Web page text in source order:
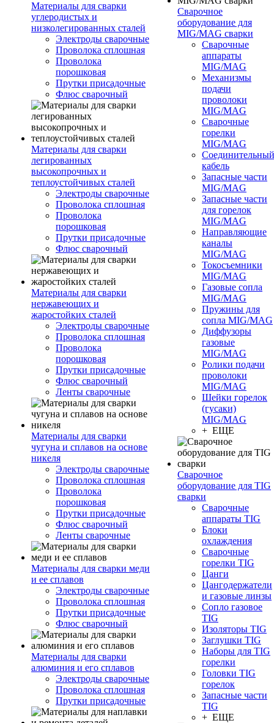
Материалы для сварки
углеродистых и
низколегированных сталей
Электроды сварочные
Проволока сплошная
Проволока
порошковая
Прутки присадочные
Флюс сварочный
Материалы для сварки
легированных
высокопрочных и
теплоустойчивых сталей
Электроды сварочные
Проволока сплошная
Проволока
порошковая
Прутки присадочные
Флюс сварочный
Материалы для сварки
нержавеющих и
жаростойких сталей
Электроды сварочные
Проволока сплошная
Проволока
порошковая
Прутки присадочные
Флюс сварочный
Ленты сварочные
Материалы для сварки
чугуна и сплавов на основе
никеля
Электроды сварочные
Проволока сплошная
Проволока
порошковая
Прутки присадочные
Флюс сварочный
Ленты сварочные
Материалы для сварки меди
и ее сплавов
Электроды сварочные
Проволока сплошная
Прутки присадочные
Флюс сварочный
Материалы для сварки
алюминия и его сплавов
Электроды сварочные
Проволока сплошная
Прутки присадочные
Сварочное
оборудование для
MIG/MAG сварки
Сварочные
аппараты
MIG/MAG
Механизмы
подачи
проволоки
MIG/MAG
Сварочные
горелки
MIG/MAG
Соединительный
кабель
Запасные части
MIG/MAG
Запасные части
для горелок
MIG/MAG
Направляющие
каналы
MIG/MAG
Токосъемники
MIG/MAG
Газовые сопла
MIG/MAG
Пружины для
сопла MIG/MAG
Диффузоры
газовые
MIG/MAG
Ролики подачи
проволоки
MIG/MAG
Шейки горелок
(гусаки)
MIG/MAG
+ ЕЩЕ
Сварочное
оборудование для TIG
сварки
Сварочные
аппараты TIG
Блоки
охлаждения
Сварочные
горелки TIG
Цанги
Цангодержатели
и газовые линзы
Сопло газовое
TIG
Изоляторы TIG
Заглушки TIG
Наборы для TIG
горелки
Головки TIG
горелок
Запасные части
TIG
+ ЕЩЕ